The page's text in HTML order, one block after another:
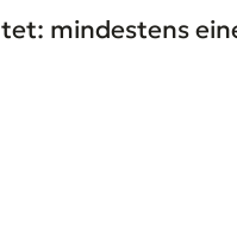
mindestens